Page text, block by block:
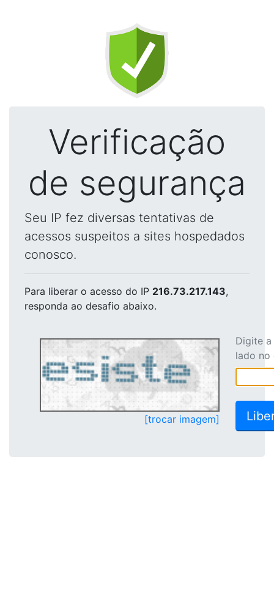
Verificação
de segurança
Seu IP fez diversas tentativas de
acessos suspeitos a sites hospedados
conosco.
Para liberar o acesso do IP 216.73.217.143,
responda ao desafio abaixo.
[trocar imagem]
Digite
lado no